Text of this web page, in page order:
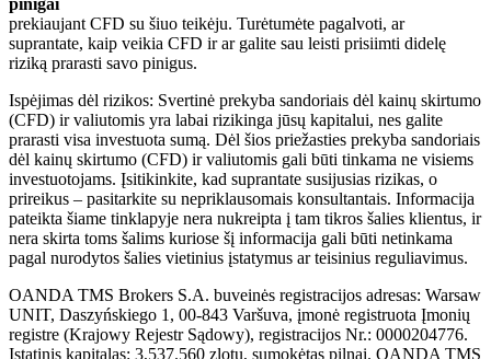
prekiaujant CFD su šiuo teikėju. Turėtumėte pagalvoti, ar
suprantate, kaip veikia CFD ir ar galite sau leisti prisiimti didelę
riziką prarasti savo pinigus.
Ispėjimas dėl rizikos: Svertinė prekyba sandoriais dėl kainų skirtumo
(CFD) ir valiutomis yra labai rizikinga jūsų kapitalui, nes galite
prarasti visa investuota sumą. Dėl šios priežasties prekyba sandoriais
dėl kainų skirtumo (CFD) ir valiutomis gali būti tinkama ne visiems
investuotojams. Įsitikinkite, kad suprantate susijusias rizikas, o
prireikus – pasitarkite su nepriklausomais konsultantais. Informacija
pateikta šiame tinklapyje nera nukreipta į tam tikros šalies klientus, ir
nera skirta toms šalims kuriose šį informacija gali būti netinkama
pagal nurodytos šalies vietinius įstatymus ar teisinius reguliavimus.
OANDA TMS Brokers S.A. buveinės registracijos adresas: Warsaw
UNIT, Daszyńskiego 1, 00-843 Varšuva, įmonė registruota Įmonių
registre (Krajowy Rejestr Sądowy), registracijos Nr.: 0000204776.
Įstatinis kapitalas: 3,537.560 zlotų, sumokėtas pilnai. OANDA TMS